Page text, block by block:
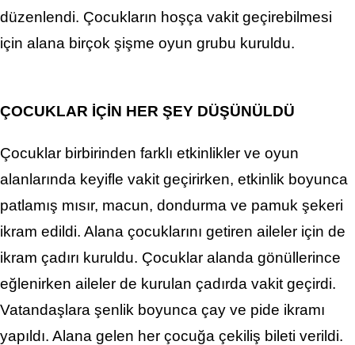
düzenlendi. Çocukların hoşça vakit geçirebilmesi
için alana birçok şişme oyun grubu kuruldu.
ÇOCUKLAR İÇİN HER ŞEY DÜŞÜNÜLDÜ
Çocuklar birbirinden farklı etkinlikler ve oyun
alanlarında keyifle vakit geçirirken, etkinlik boyunca
patlamış mısır, macun, dondurma ve pamuk şekeri
ikram edildi. Alana çocuklarını getiren aileler için de
ikram çadırı kuruldu. Çocuklar alanda gönüllerince
eğlenirken aileler de kurulan çadırda vakit geçirdi.
Vatandaşlara şenlik boyunca çay ve pide ikramı
yapıldı. Alana gelen her çocuğa çekiliş bileti verildi.